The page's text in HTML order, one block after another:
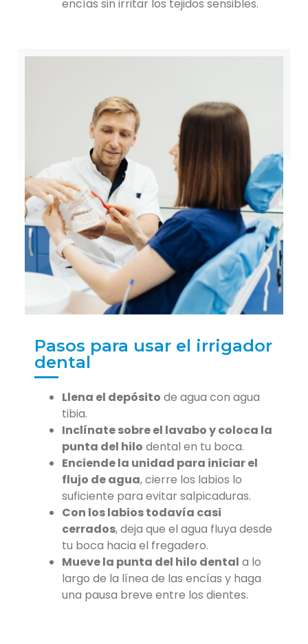
encías sin irritar los tejidos sensibles.
Pasos para usar el irrigador
dental
Llena el depósito de agua con agua
tibia.
Inclínate sobre el lavabo y coloca la
punta del hilo dental en tu boca.
Enciende la unidad para iniciar el
flujo de agua, cierre los labios lo
suficiente para evitar salpicaduras.
Con los labios todavía casi
cerrados, deja que el agua fluya desde
tu boca hacia el fregadero.
Mueve la punta del hilo dental a lo
largo de la línea de las encías y haga
una pausa breve entre los dientes.